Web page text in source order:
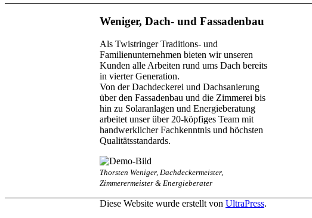
Weniger, Dach- und Fassadenbau
Als Twistringer Traditions- und
Familienunternehmen bieten wir unseren
Kunden alle Arbeiten rund ums Dach bereits
in vierter Generation.
Von der Dachdeckerei und Dachsanierung
über den Fassadenbau und die Zimmerei bis
hin zu Solaranlagen und Energieberatung
arbeitet unser über 20-köpfiges Team mit
handwerklicher Fachkenntnis und höchsten
Qualitätsstandards.
Thorsten Weniger, Dachdeckermeister,
Zimmerermeister & Energieberater
Diese Website wurde erstellt von UltraPress.